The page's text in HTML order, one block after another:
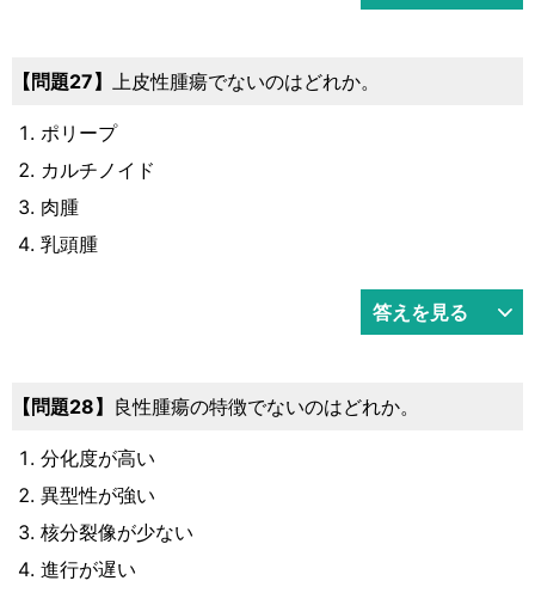
問題27 上皮性腫瘍でないのはどれか。
ポリープ
カルチノイド
肉腫
乳頭腫
答えを見る
問題28 良性腫瘍の特徴でないのはどれか。
分化度が高い
異型性が強い
核分裂像が少ない
進行が遅い